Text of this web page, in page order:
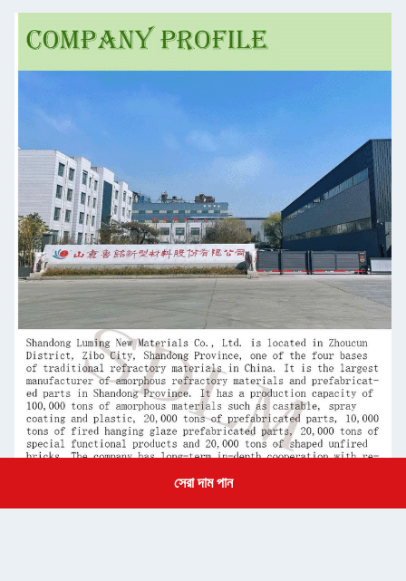
সেরা দাম পান